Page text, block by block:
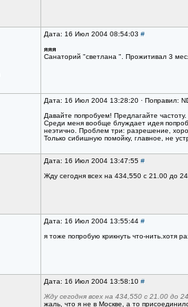
Дата: 16 Июл 2004 08:54:03 #
яяя
Санаторий "светлана ". Прожитивал 3
Дата: 16 Июл 2004 13:28:20 · Поправил:
Давайте попробуем! Предлагайте
Среди меня вообще блуждает идея
неэтично. Проблем три: разрешение,
Только сибишную помойку, главное, не
Дата: 16 Июл 2004 13:47:55 #
Жду сегодня всех на 434,550 с 21.00 до
Дата: 16 Июл 2004 13:55:44 #
я тоже попробую крикнуть что-нить.хотя
Дата: 16 Июл 2004 13:58:10 #
Жду сегодня всех на 434,550 с 21.00 до
жаль, что я не в Москве, а то